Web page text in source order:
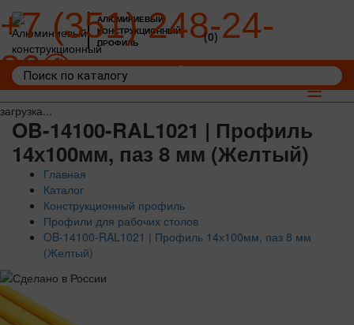
загрузка...
АЛЮМИНИЕВЫЙ
КОНСТРУКЦИОННЫЙ
ПРОФИЛЬ
+7 (351) 248-24-
36
(0)
Toggle
OB-14100-RAL1021 | Профиль
14х100мм, паз 8 мм (Желтый)
Главная
Каталог
Конструкционный профиль
Профили для рабочих столов
OB-14100-RAL1021 | Профиль 14х100мм, паз 8 мм
(Желтый)